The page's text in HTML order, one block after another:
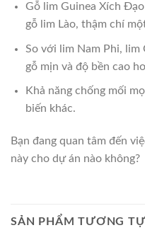
Gỗ lim Guinea Xích
gỗ lim Lào, thậm chí
So với lim Nam Phi, lim
gỗ mịn và độ bền cao
Khả năng chống mối
biến khác.
Bạn đang quan tâm đến
này cho dự án nào không?
SẢN PHẨM TƯƠNG TỰ